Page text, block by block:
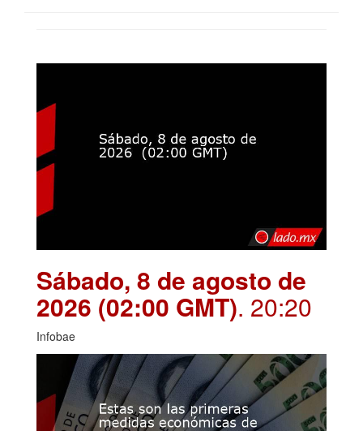
Sábado, 8 de agosto de
2026 (02:00 GMT). 20:20
Infobae